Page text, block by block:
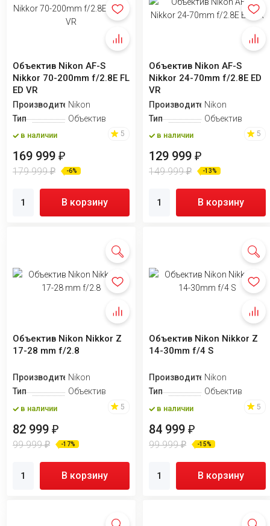
Объектив Nikon AF-S
Nikkor 70-200mm f/2.8E FL
ED VR
ПроизводительNikon
Тип
Объектив
в наличии 5
169 999 ₽
179 999₽ -6%
В корзину
Объектив Nikon AF-S
Nikkor 24-70mm f/2.8E ED
VR
ПроизводительNikon
Тип
Объектив
в наличии 5
129 999₽
149 999₽ -13%
В корзину
Объектив Nikon Nikkor Z
17-28 mm f/2.8
ПроизводительNikon
Тип
Объектив
в наличии 5
82 999 ₽
99 999₽ -17%
В корзину
Объектив Nikon Nikkor Z
14-30mm f/4 S
ПроизводительNikon
Тип
Объектив
в наличии 5
84 999₽
99 999₽ -15%
В корзину